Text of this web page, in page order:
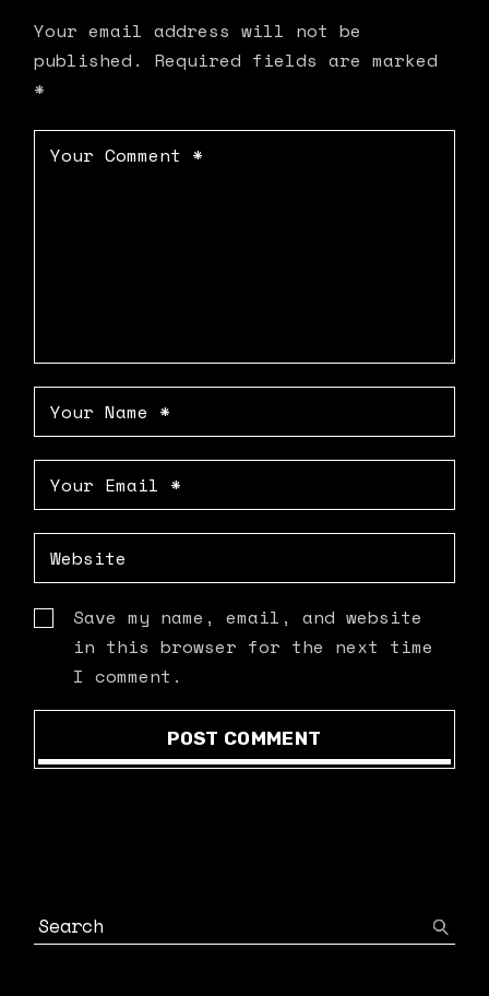
Your email address will not be
published.
Required fields are marked
*
Save my name, email, and website
in this browser for the next time
I comment.
POST COMMENT